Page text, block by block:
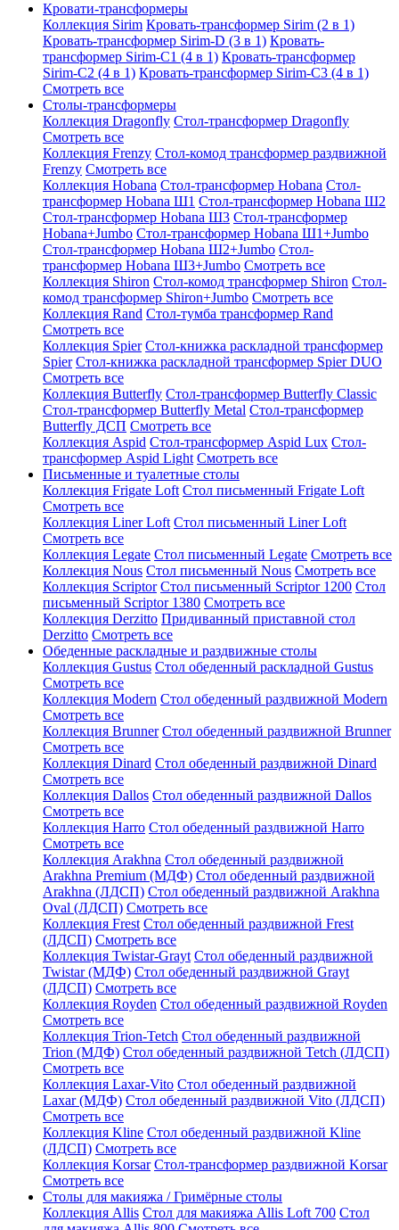
Кровати-трансформеры
Коллекция Sirim Кровать-трансформер Sirim (2 в 1)
Кровать-трансформер Sirim-D (3 в 1) Кровать-
трансформер Sirim-C1 (4 в 1) Кровать-трансформер
Sirim-C2 (4 в 1) Кровать-трансформер Sirim-C3 (4 в 1)
Смотреть все
Cтолы-трансформеры
Коллекция Dragonfly Стол-трансформер Dragonfly
Смотреть все
Коллекция Frenzy Стол-комод трансформер раздвижной
Frenzy Смотреть все
Коллекция Hobana Стол-трансформер Hobana Стол-
трансформер Hobana Ш1 Стол-трансформер Hobana Ш2
Стол-трансформер Hobana Ш3 Стол-трансформер
Hobana+Jumbo Стол-трансформер Hobana Ш1+Jumbo
Стол-трансформер Hobana Ш2+Jumbo Стол-
трансформер Hobana Ш3+Jumbo Смотреть все
Коллекция Shiron Стол-комод трансформер Shiron Стол-
комод трансформер Shiron+Jumbo Смотреть все
Коллекция Rand Стол-тумба трансформер Rand
Смотреть все
Коллекция Spier Стол-книжка раскладной трансформер
Spier Стол-книжка раскладной трансформер Spier DUO
Смотреть все
Коллекция Butterfly Стол-трансформер Butterfly Classic
Стол-трансформер Butterfly Metal Стол-трансформер
Butterfly ДСП Смотреть все
Коллекция Aspid Стол-трансформер Aspid Lux Стол-
трансформер Aspid Light Смотреть все
Письменные и туалетные столы
Коллекция Frigate Loft Стол письменный Frigate Loft
Смотреть все
Коллекция Liner Loft Стол письменный Liner Loft
Смотреть все
Коллекция Legate Стол письменный Legate Смотреть все
Коллекция Nous Стол письменный Nous Смотреть все
Коллекция Scriptor Стол письменный Scriptor 1200 Стол
письменный Scriptor 1380 Смотреть все
Коллекция Derzitto Придиванный приставной стол
Derzitto Смотреть все
Обеденные раскладные и раздвижные столы
Коллекция Gustus Стол обеденный раскладной Gustus
Смотреть все
Коллекция Modern Стол обеденный раздвижной Modern
Смотреть все
Коллекция Brunner Стол обеденный раздвижной Brunner
Смотреть все
Коллекция Dinard Стол обеденный раздвижной Dinard
Смотреть все
Коллекция Dallos Стол обеденный раздвижной Dallos
Смотреть все
Коллекция Harro Стол обеденный раздвижной Harro
Смотреть все
Коллекция Arakhna Стол обеденный раздвижной
Arakhna Premium (МДФ) Стол обеденный раздвижной
Arakhna (ЛДСП) Стол обеденный раздвижной Arakhna
Oval (ЛДСП) Смотреть все
Коллекция Frest Стол обеденный раздвижной Frest
(ЛДСП) Смотреть все
Коллекция Twistar-Grayt Стол обеденный раздвижной
Twistar (МДФ) Стол обеденный раздвижной Grayt
(ЛДСП) Смотреть все
Коллекция Royden Стол обеденный раздвижной Royden
Смотреть все
Коллекция Trion-Tetch Стол обеденный раздвижной
Trion (МДФ) Стол обеденный раздвижной Tetch (ЛДСП)
Смотреть все
Коллекция Laxar-Vito Стол обеденный раздвижной
Laxar (МДФ) Стол обеденный раздвижной Vito (ЛДСП)
Смотреть все
Коллекция Kline Стол обеденный раздвижной Kline
(ЛДСП) Смотреть все
Коллекция Korsar Стол-трансформер раздвижной Korsar
Смотреть все
Столы для макияжа / Гримёрные столы
Коллекция Allis Стол для макияжа Allis Loft 700 Стол